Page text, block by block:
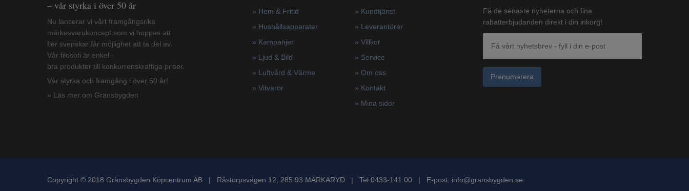
– vår styrka i över 50 år
Nu lanserar vi vårt framgångsrika
märkesvarukoncept som vi hoppas att
fler svenskar får möjlighet att ta del av.
Vår filosofi är enkel -
bra produkter till konkurrenskraftiga priser.
Vår styrka och framgång i över 50 år!
» Läs mer om Gränsbygden
» Hem & Fritid
» Hushållsapparater
» Kampanjer
» Ljud & Bild
» Luftvård & Värme
» Vitvaror
» Kundtjänst
» Leverantörer
» Villkor
» Service
» Om oss
» Kontakt
» Mina sidor
Få de senaste nyheterna och fina
rabatterbjudanden direkt i din inkorg!
Prenumerera
Copyright © 2018 Gränsbygden Köpcentrum AB | Råstorpsvägen 12, 285 93 MARKARYD | Tel 0433-141 00 | E-post: info@gransbygden.se